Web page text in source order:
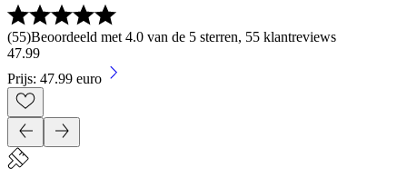
(55)Beoordeeld met 4.0 van de 5 sterren, 55 klantreviews
47.99
Prijs: 47.99 euro